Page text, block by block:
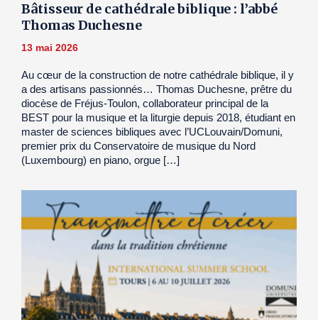
Bâtisseur de cathédrale biblique : l’abbé
Thomas Duchesne
13 mai 2026
Au cœur de la construction de notre cathédrale biblique, il y
a des artisans passionnés… Thomas Duchesne, prêtre du
diocèse de Fréjus-Toulon, collaborateur principal de la
BEST pour la musique et la liturgie depuis 2018, étudiant en
master de sciences bibliques avec l’UCLouvain/Domuni,
premier prix du Conservatoire de musique du Nord
(Luxembourg) en piano, orgue […]